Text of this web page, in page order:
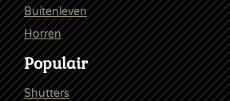
Buitenleven
Horren
Populair
Shutters